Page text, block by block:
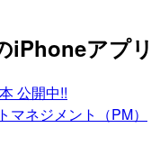
iPhoneアプ
公開中!!
マネジメント（PM）